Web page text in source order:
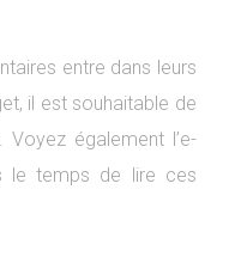
entre dans leurs
il est souhaitable de
également l’e-
le temps de lire ces